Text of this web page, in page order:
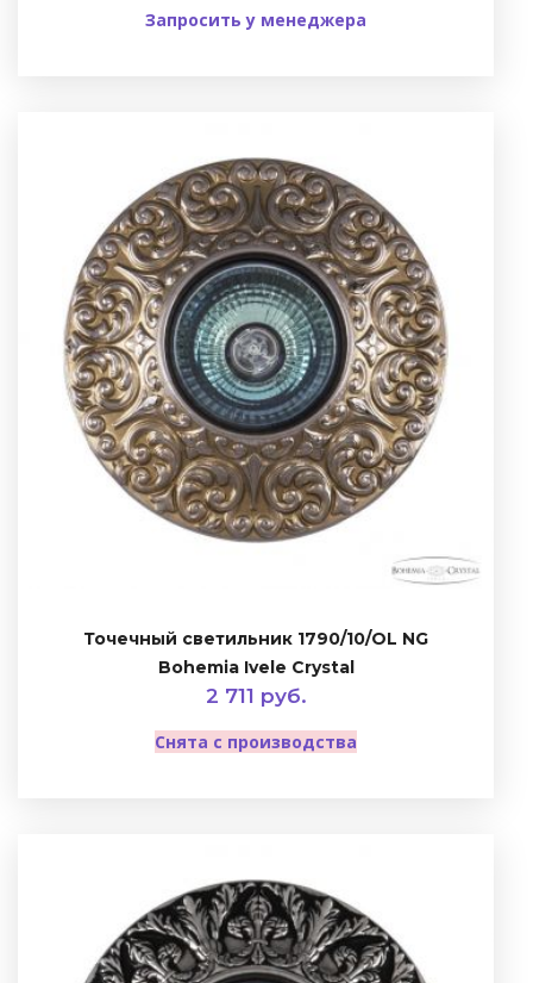
Запросить у менеджера
Точечный светильник 1790/10/OL NG
Bohemia Ivele Crystal
2 711 руб.
Снята с производства